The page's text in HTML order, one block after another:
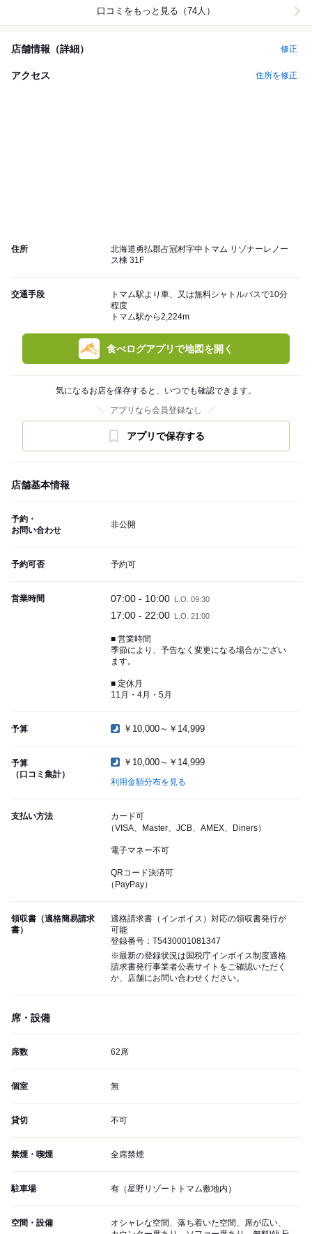
口コミをもっと見る（74人）
店舗情報（詳細） 修正
アクセス 住所を修正
住所
北海道勇払郡占冠村字中トマム リゾナーレノー
ス棟 31F
交通手段
トマム駅より車、又は無料シャトルバスで10分
程度
トマム駅から2,224m
食べログアプリで地図を開く
気になるお店を保存すると、いつでも確認できます。
アプリなら会員登録なし
アプリで保存する
店舗基本情報
予約・
お問い合わせ
非公開
予約可否 予約可
営業時間 07:00 - 10:00 L.O. 09:30
17:00 - 22:00 L.O. 21:00
■ 営業時間
季節により、予告なく変更になる場合がござい
ます。
■ 定休月
11月・4月・5月
予算 ￥10,000～￥14,999
予算
（口コミ集計）
￥10,000～￥14,999
利用金額分布を見る
支払い方法
カード可
（VISA、Master、JCB、AMEX、Diners）
電子マネー不可
QRコード決済可
（PayPay）
領収書（適格簡易請求
書）
適格請求書（インボイス）対応の領収書発行が
可能
登録番号：T5430001081347
※最新の登録状況は国税庁インボイス制度適格
請求書発行事業者公表サイトをご確認いただく
か、店舗にお問い合わせください。
席・設備
席数 62席
個室 無
貸切 不可
禁煙・喫煙 全席禁煙
駐車場 有（星野リゾートトマム敷地内）
空間・設備
オシャレな空間、落ち着いた空間、席が広い、